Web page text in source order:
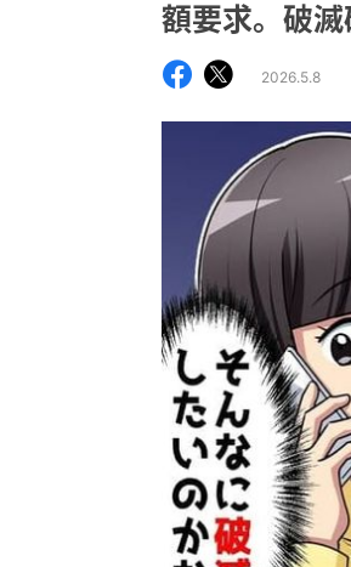
額要求。破
2026.5.8